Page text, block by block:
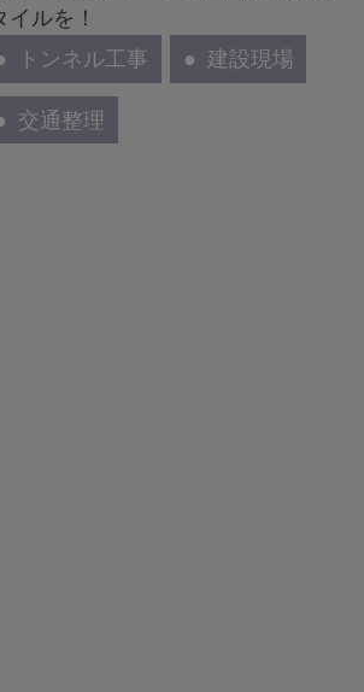
ルを！
トンネル工事 建設現場
交通整理